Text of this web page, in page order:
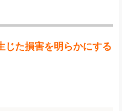
じた損害を明らかにする